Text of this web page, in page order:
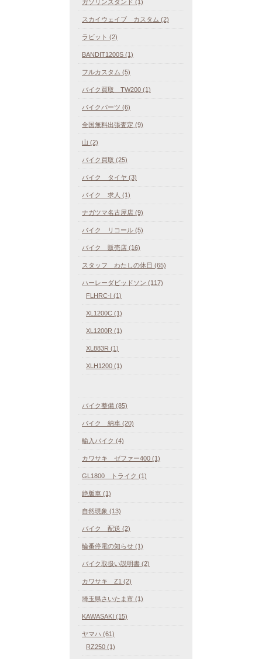
ガソリンスタンド (1)
スカイウェイブ カスタム (2)
ラビット (2)
BANDIT1200S (1)
フルカスタム (5)
バイク買取 TW200 (1)
バイクパーツ (6)
全国無料出張査定 (9)
山 (2)
バイク買取 (25)
バイク タイヤ (3)
バイク 求人 (1)
ナガツマ名古屋店 (9)
バイク リコール (5)
バイク 販売店 (16)
スタッフ わたしの休日 (65)
ハーレーダビッドソン (117)
FLHRC-I (1)
XL1200C (1)
XL1200R (1)
XL883R (1)
XLH1200 (1)
バイク整備 (85)
バイク 納車 (20)
輸入バイク (4)
カワサキ ゼファー400 (1)
GL1800 トライク (1)
絶版車 (1)
自然現象 (13)
バイク 配送 (2)
輪番停電の知らせ (1)
バイク取扱い説明書 (2)
カワサキ Z1 (2)
埼玉県さいたま市 (1)
KAWASAKI (15)
ヤマハ (61)
RZ250 (1)